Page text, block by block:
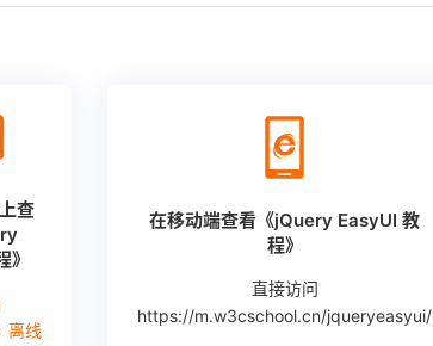
查
》
离线
在移动端查看《jQuery EasyUI 教
程》
直接访问
https://m.w3cschool.cn/jqueryeasyui/